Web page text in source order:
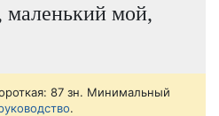
маленький мой,
87 зн. Минимальный
.